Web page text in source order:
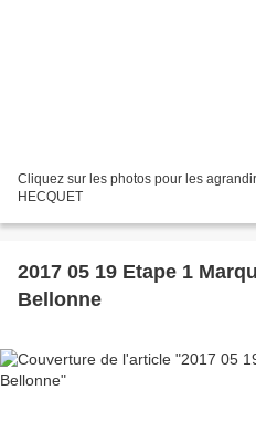
Cliquez sur les photos pour les
HECQUET
2017 05 19 Etape 1
Bellonne